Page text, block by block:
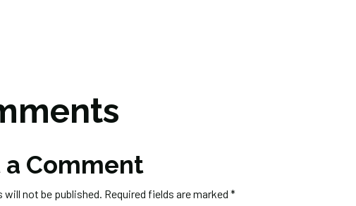
Comment
will not be published. Required fields are marked *